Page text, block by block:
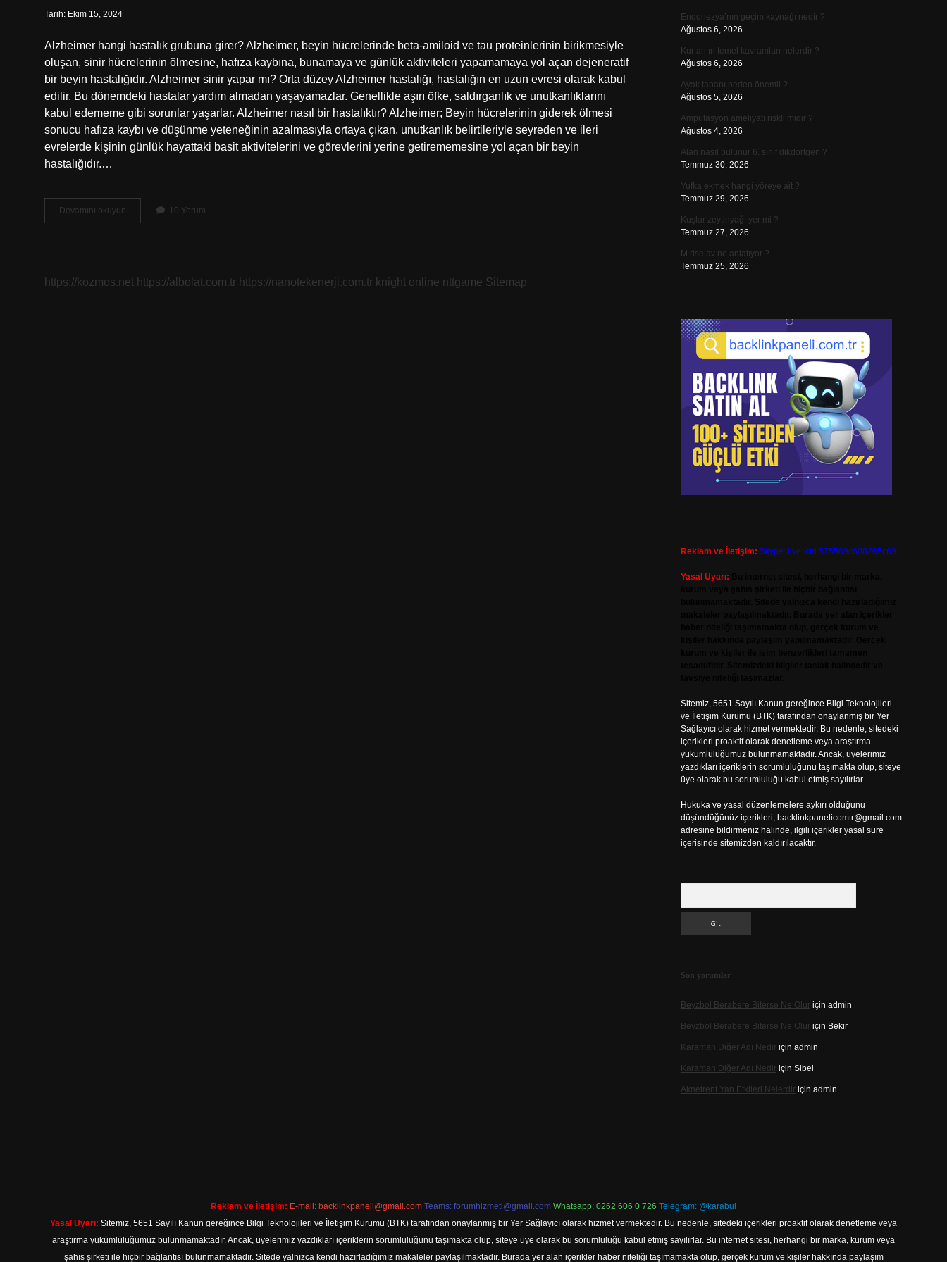
Tarih: Ekim 15, 2024
Alzheimer hangi hastalık grubuna girer? Alzheimer, beyin hücrelerinde beta-amiloid ve tau proteinlerinin birikmesiyle
oluşan, sinir hücrelerinin ölmesine, hafıza kaybına, bunamaya ve günlük aktiviteleri yapamamaya yol açan dejeneratif
bir beyin hastalığıdır. Alzheimer sinir yapar mı? Orta düzey Alzheimer hastalığı, hastalığın en uzun evresi olarak kabul
edilir. Bu dönemdeki hastalar yardım almadan yaşayamazlar. Genellikle aşırı öfke, saldırganlık ve unutkanlıklarını
kabul edememe gibi sorunlar yaşarlar. Alzheimer nasıl bir hastalıktır? Alzheimer; Beyin hücrelerinin giderek ölmesi
sonucu hafıza kaybı ve düşünme yeteneğinin azalmasıyla ortaya çıkan, unutkanlık belirtileriyle seyreden ve ileri
evrelerde kişinin günlük hayattaki basit aktivitelerini ve görevlerini yerine getirememesine yol açan bir beyin
hastalığıdır.…
Devamını okuyun Alzheimer
Psikolojik
10 Yorum
https://kozmos.net https://albolat.com.tr https://nanotekenerji.com.tr knight online nttgame Sitemap
Endonezya’nın geçim kaynağı nedir ?
Ağustos 6, 2026
Kur’an’ın temel kavramları nelerdir ?
Ağustos 6, 2026
Ayak tabanı neden önemli ?
Ağustos 5, 2026
Amputasyon ameliyatı riskli midir ?
Ağustos 4, 2026
Alan nasıl bulunur 6. sınıf dikdörtgen ?
Temmuz 30, 2026
Yufka ekmek hangi yöreye ait ?
Temmuz 29, 2026
Kuşlar zeytinyağı yer mi ?
Temmuz 27, 2026
M rise av ne anlatıyor ?
Temmuz 25, 2026
Reklam ve İletişim: Skype: live:.cid.575569c608265c69
Yasal Uyarı:
Sitemiz, 5651 Sayılı Kanun gereğince Bilgi Teknolojileri
ve İletişim Kurumu (BTK) tarafından onaylanmış bir Yer
Sağlayıcı olarak hizmet vermektedir. Bu nedenle, sitedeki
içerikleri proaktif olarak denetleme veya araştırma
yükümlülüğümüz bulunmamaktadır. Ancak, üyelerimiz
yazdıkları içeriklerin sorumluluğunu taşımakta olup, siteye
üye olarak bu sorumluluğu kabul etmiş sayılırlar.
Hukuka ve yasal düzenlemelere aykırı olduğunu
düşündüğünüz içerikleri, backlinkpanelicomtr@gmail.com
adresine bildirmeniz halinde, ilgili içerikler yasal süre
içerisinde sitemizden kaldırılacaktır.
Son yorumlar
Beyzbol Berabere Biterse Ne Oluriçin admin
Beyzbol Berabere Biterse Ne Oluriçin Bekir
Karaman Diğer Adı Nediriçin admin
Karaman Diğer Adı Nediriçin Sibel
Aknetrent Yan Etkileri Nelerdiriçin admin
Reklam ve İletişim: E-mail: backlinkpaneli@gmail.com Teams: forumhizmeti@gmail.com Whatsapp: 0262 606 0 726 Telegram: @karabul
Yasal Uyarı: Sitemiz, 5651 Sayılı Kanun gereğince Bilgi Teknolojileri ve İletişim Kurumu (BTK) tarafından onaylanmış bir Yer Sağlayıcı olarak hizmet vermektedir. Bu nedenle, sitedeki içerikleri proaktif olarak denetleme veya
araştırma yükümlülüğümüz bulunmamaktadır. Ancak, üyelerimiz yazdıkları içeriklerin sorumluluğunu taşımakta olup, siteye üye olarak bu sorumluluğu kabul etmiş sayılırlar. Bu internet sitesi, herhangi bir marka, kurum veya
şahıs şirketi ile hiçbir bağlantısı bulunmamaktadır. Sitede yalnızca kendi hazırladığımız makaleler paylaşılmaktadır. Burada yer alan içerikler haber niteliği taşımamakta olup, gerçek kurum ve kişiler hakkında paylaşım